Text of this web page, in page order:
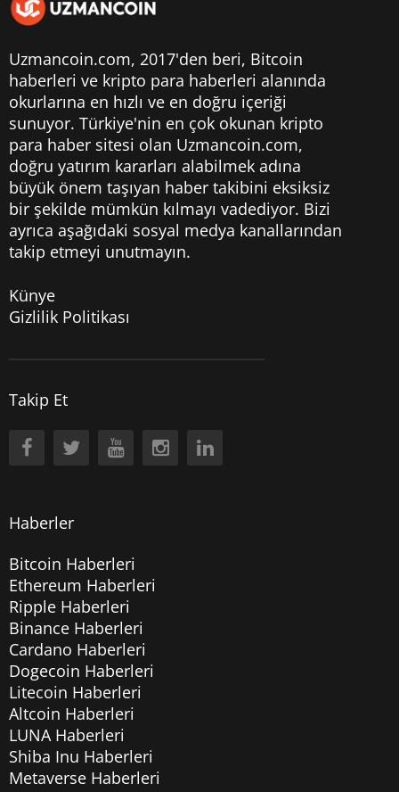
Uzmancoin.com, 2017'den beri, Bitcoin
haberleri ve kripto para haberleri alanında
okurlarına en hızlı ve en doğru içeriği
sunuyor. Türkiye'nin en çok okunan kripto
para haber sitesi olan Uzmancoin.com,
doğru yatırım kararları alabilmek adına
büyük önem taşıyan haber takibini eksiksiz
bir şekilde mümkün kılmayı vadediyor. Bizi
ayrıca aşağıdaki sosyal medya kanallarından
takip etmeyi unutmayın.
Künye
Gizlilik Politikası
Takip Et
Haberler
Bitcoin Haberleri
Ethereum Haberleri
Ripple Haberleri
Binance Haberleri
Cardano Haberleri
Dogecoin Haberleri
Litecoin Haberleri
Altcoin Haberleri
LUNA Haberleri
Shiba Inu Haberleri
Metaverse Haberleri